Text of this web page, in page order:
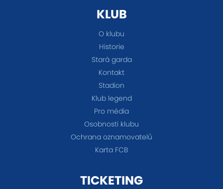
KLUB
O klubu
Historie
Stará garda
Kontakt
Stadion
Klub legend
Pro média
Osobnosti klubu
Ochrana oznamovatelů
Karta FCB
TICKETING